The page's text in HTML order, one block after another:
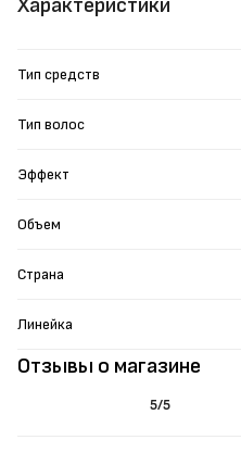
Отзывы о магазине
5/5
Характеристики
Тип средств
Тип волос
Эффект
Объем
Страна
Линейка